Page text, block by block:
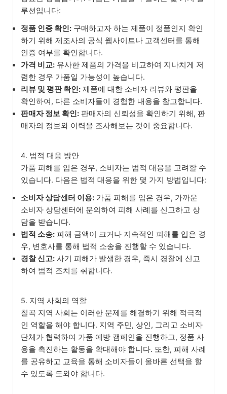
루션입니다:
정품 인증 확인: 구매하고자 하는 제품이 정품인지 확인
하기 위해 제조사의 공식 웹사이트나 고객센터를 통해
인증 여부를 확인합니다.
가격 비교: 유사한 제품의 가격을 비교하여 지나치게 저
렴한 경우 가품일 가능성이 높습니다.
리뷰 및 평판 확인: 제품에 대한 소비자 리뷰와 평판을
확인하여, 다른 소비자들이 경험한 내용을 참고합니다.
판매자 정보 확인: 판매자의 신뢰성을 확인하기 위해, 판
매자의 정보와 이력을 조사해보는 것이 중요합니다.
4. 법적 대응 방안
가품 피해를 입은 경우, 소비자는 법적 대응을 고려할 수
있습니다. 다음은 법적 대응을 위한 몇 가지 방법입니다:
소비자 상담센터 이용: 가품 피해를 입은 경우, 가까운
소비자 상담센터에 문의하여 피해 사례를 신고하고 상
담을 받습니다.
법적 소송: 피해 금액이 크거나 지속적인 피해를 입은 경
우, 변호사를 통해 법적 소송을 진행할 수 있습니다.
경찰 신고: 사기 피해가 발생한 경우, 즉시 경찰에 신고
하여 법적 조치를 취합니다.
5. 지역 사회의 역할
칠곡 지역 사회는 이러한 문제를 해결하기 위해 적극적
인 역할을 해야 합니다. 지역 주민, 상인, 그리고 소비자
단체가 협력하여 가품 예방 캠페인을 진행하고, 정품 사
용을 촉진하는 활동을 확대해야 합니다. 또한, 피해 사례
를 공유하고 교육을 통해 소비자들이 올바른 선택을 할
수 있도록 도와야 합니다.